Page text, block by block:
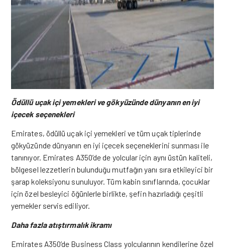
Ödüllü uçak içi yemekleri ve gökyüzünde dünyanın en iyi
içecek seçenekleri
Emirates, ödüllü uçak içi yemekleri ve tüm uçak tiplerinde
gökyüzünde dünyanın en iyi içecek seçeneklerini sunması ile
tanınıyor. Emirates A350’de de yolcular için aynı üstün kaliteli,
bölgesel lezzetlerin bulunduğu mutfağın yanı sıra etkileyici bir
şarap koleksiyonu sunuluyor. Tüm kabin sınıflarında, çocuklar
için özel besleyici öğünlerle birlikte, şefin hazırladığı çeşitli
yemekler servis ediliyor.
Daha fazla atıştırmalık ikramı
Emirates A350’de Business Class yolcularının kendilerine özel